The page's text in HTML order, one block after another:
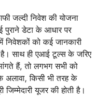
जल्दी निवेश की योजना
डेटा के आधार पर
निवेशकों को कई जानकारी
साथ ही एआई टूल्स के जरिए
हैं, तो लगभग सभी को
अलावा, किसी भी तरह के
यूजर की होती है।